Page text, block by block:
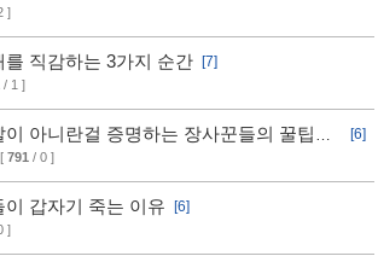
]
를 직감하는 3가지 순간 [7]
/ 1 ]
아니란걸 증명하는 장사꾼들의 꿀팁과
[6]
[ 791 / 0 ]
이 갑자기 죽는 이유 [6]
]